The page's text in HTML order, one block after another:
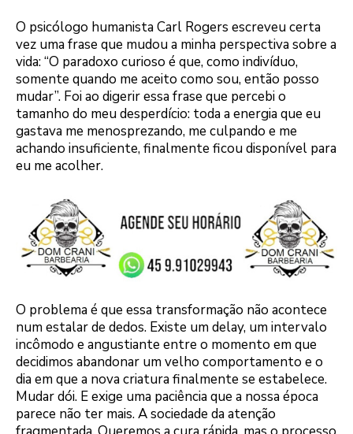
O psicólogo humanista Carl Rogers escreveu certa
vez uma frase que mudou a minha perspectiva sobre a
vida: “O paradoxo curioso é que, como indivíduo,
somente quando me aceito como sou, então posso
mudar”. Foi ao digerir essa frase que percebi o
tamanho do meu desperdício: toda a energia que eu
gastava me menosprezando, me culpando e me
achando insuficiente, finalmente ficou disponível para
eu me acolher.
O problema é que essa transformação não acontece
num estalar de dedos. Existe um delay, um intervalo
incômodo e angustiante entre o momento em que
decidimos abandonar um velho comportamento e o
dia em que a nova criatura finalmente se estabelece.
Mudar dói. E exige uma paciência que a nossa época
parece não ter mais. A sociedade da atenção